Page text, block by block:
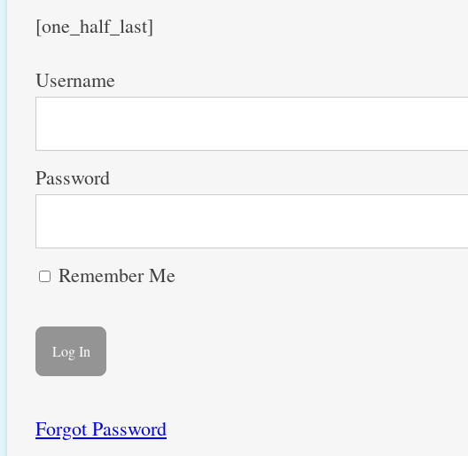
[one_half_last]
Username
Password
Remember Me
Forgot Password